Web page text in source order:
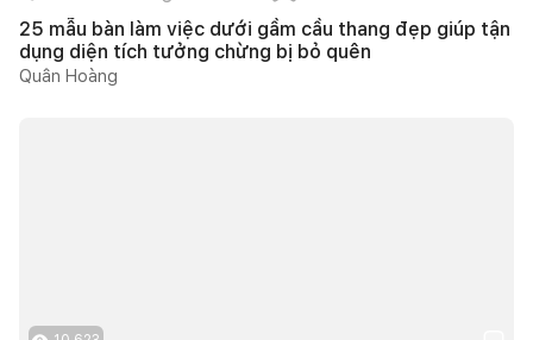
25 mẫu bàn làm việc dưới gầm cầu thang đẹp giúp tận
dụng diện tích tưởng chừng bị bỏ quên
Quân Hoàng